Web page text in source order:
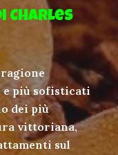
Charles
ragione
e più sofisticati
dei più
vittoriana,
sul